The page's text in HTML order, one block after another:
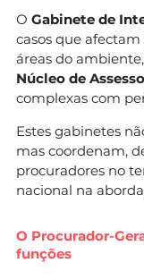
O Gabinete de
casos que
áreas do
Núcleo de
complexas com
Estes gabinetes
mas coordenam,
procuradores no
nacional na
O Procurador-
funções